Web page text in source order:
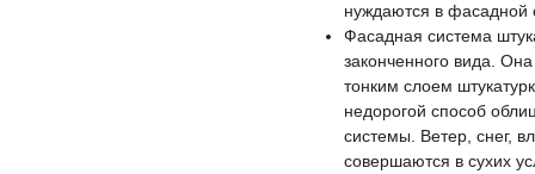
нуждаются в фасадной
Фасадная система
законченного вида.
тонким слоем
недорогой способ
системы. Ветер, снег,
совершаются в сухих